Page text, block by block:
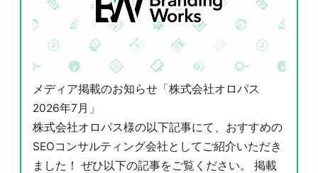
メディア掲載のお知らせ「株式会社オロパス
2026年7月」
株式会社オロパス様の以下記事にて、おすすめの
SEOコンサルティング会社としてご紹介いただき
ました！ ぜひ以下の記事をご覧ください。 掲載